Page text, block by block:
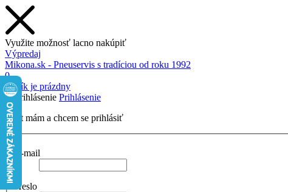
Využite možnosť lacno nakúpiť
Výpredaj
Mikona.sk - Pneuservis s tradíciou od roku 1992
0
Košík je prázdny
Prihlásenie
Účet mám a chcem se prihlásiť
E-mail
Heslo